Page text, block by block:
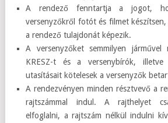
A rendező fenntartja a jogot,
versenyzőkről fotót és filmet
a rendező tulajdonát képezik.
A versenyzőket semmilyen
KRESZ-t és a versenybírók,
utasításait kötelesek a versenyzők
A rendezvényen minden résztvevő a
rajtszámmal indul. A rajthelyet
elfoglalni, a rajtszám nélkül indulni